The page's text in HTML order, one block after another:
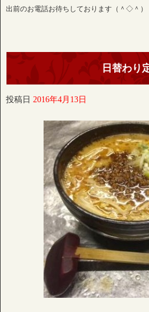
出前のお電話お待ちしております（＾◇＾）
日替わり
投稿日 2016年4月13日